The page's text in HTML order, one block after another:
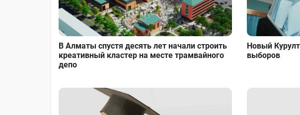
В Алматы спустя десять лет начали строить
креативный кластер на месте трамвайного
депо
Новый
выборов